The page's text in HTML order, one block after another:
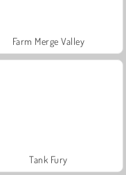
Farm Merge Valley
Tank Fury